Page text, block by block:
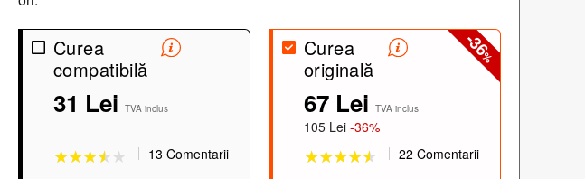
Curea
compatibilă
31 Lei TVA inclus
★★★★★
★★★★★
13 Comentarii
-36
%
Curea
originală
67 Lei TVA inclus
105 Lei -36%
22 Comentarii